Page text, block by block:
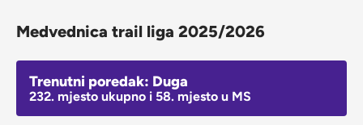
Medvednica trail liga 2025/2026
Trenutni poredak: Duga
232. mjesto ukupno i 58. mjesto u MS